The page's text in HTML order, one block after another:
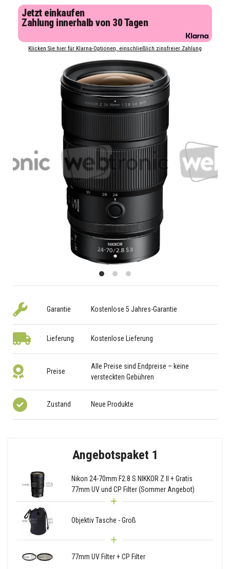
Jetzt einkaufen
Zahlung innerhalb von 30 Tagen
Klicken Sie hier für Klarna-Optionen, einschließlich zinsfreier Zahlung
Garantie Kostenlose 5 Jahres-Garantie
Lieferung Kostenlose Lieferung
Preise
Alle Preise sind Endpreise – keine
versteckten Gebühren
Zustand Neue Produkte
Angebotspaket 1
Nikon 24-70mm F2.8 S NIKKOR Z II + Gratis
77mm UV und CP Filter (Sommer Angebot)
Objektiv Tasche - Groß
77mm UV Filter + CP Filter